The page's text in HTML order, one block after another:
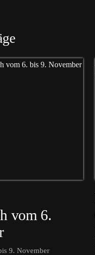
vom 6.
9. November